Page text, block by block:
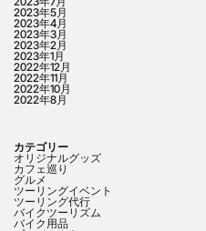
2023年5月
2023年4月
2023年3月
2023年2月
2023年1月
2022年12月
2022年11月
2022年10月
2022年8月
カテゴリー
オリジナルグッズ
カフェ巡り
グルメ
ツーリングイベント
ツーリング代行
バイクツーリズム
バイク用品